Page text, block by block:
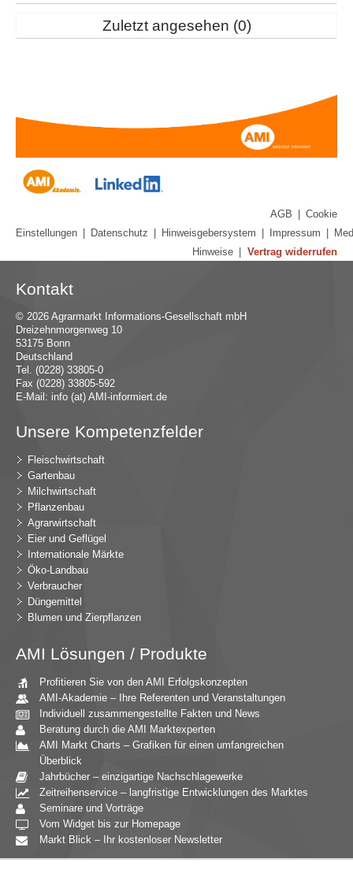
Zuletzt angesehen 0
AGB
Cookie
Einstellungen
Datenschutz Hinweisgebersystem Impressum
Hinweise
Vertrag widerrufen
Kontakt
© 2026 Agrarmarkt Informations-Gesellschaft mbH
Dreizehnmorgenweg 10
53175 Bonn
Deutschland
Tel. (0228) 33805-0
Fax (0228) 33805-592
E-Mail: info (at) AMI-informiert.de
Unsere Kompetenzfelder
Fleischwirtschaft
Gartenbau
Milchwirtschaft
Pflanzenbau
Agrarwirtschaft
Eier und Geflügel
Internationale Märkte
Öko-Landbau
Verbraucher
Düngemittel
Blumen und Zierpflanzen
AMI Lösungen / Produkte
Profitieren Sie von den AMI Erfolgskonzepten
AMI-Akademie – Ihre Referenten und Veranstaltungen
Individuell zusammengestellte Fakten und News
Beratung durch die AMI Marktexperten
AMI Markt Charts – Grafiken für einen umfangreichen
Überblick
Jahrbücher – einzigartige Nachschlagewerke
Zeitreihenservice – langfristige Entwicklungen des Marktes
Seminare und Vorträge
Vom Widget bis zur Homepage
Markt Blick – Ihr kostenloser Newsletter